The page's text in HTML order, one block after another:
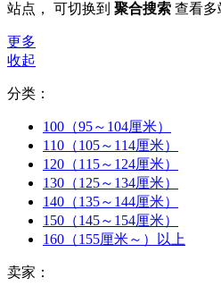
站点， 可切换到 聚合搜索 查看多
更多
收起
分类：
100（95～104厘米）
110（105～114厘米）
120（115～124厘米）
130（125～134厘米）
140（135～144厘米）
150（145～154厘米）
160（155厘米～）以上
卖家：